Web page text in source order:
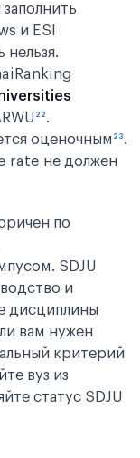
и ESI
нельзя.
²².
оценочным²³.
rate не должен
по
SDJU
и
дисциплины
вам нужен
критерий
вуз из
статус SDJU